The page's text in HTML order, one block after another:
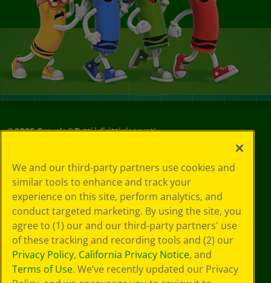
©2026Crayola® Tutti i diritti riservati.
in materia di
privacy
Informativa sulla
privacy
Termini SMS
GDPR
Informativa sulla
privacy di CA
Technologies
We and our third-party partners use cookies and
similar tools to enhance and track your
experience on this site, perform analytics, and
conduct targeted marketing. By using the site, you
agree to (1) our and our third-party partners' use
of these tracking and recording tools and (2) our
Privacy Policy, California Privacy Notice, and
Terms of Use. We’ve recently updated our Privacy